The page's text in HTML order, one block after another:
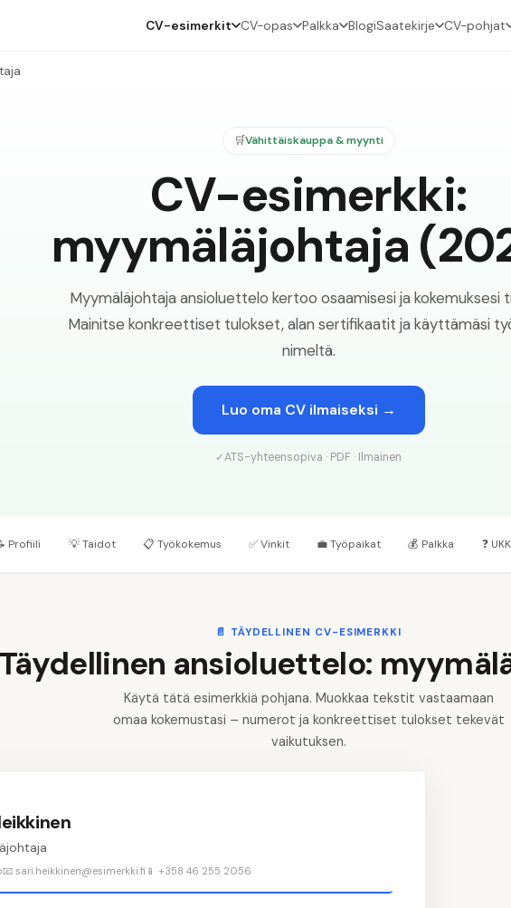
CV-esimerkit CV-opas Palkka BlogiSaatekirje CV-pohjat
🛒Vähittäiskauppa & myynti
CV-esimerkki:
myymäläjohtaja
Myymäläjohtaja ansioluettelo kertoo osaamisesi ja kokemuksesi
Mainitse konkreettiset tulokset, alan sertifikaatit ja käyttämäsi
nimeltä.
Luo oma CV ilmaiseksi →
✓ATS-yhteensopiva · PDF · Ilmainen
Profiili 💡 Taidot 📋 Työkokemus ✅Vinkit 💼 Työpaikat 💰 Palkka ❓ UKK
📄 TÄYDELLINEN CV-ESIMERKKI
Täydellinen ansioluettelo:
Käytä tätä esimerkkiä pohjana. Muokkaa tekstit vastaamaan
omaa kokemustasi – numerot ja konkreettiset tulokset tekevät
vaikutuksen.
📧 sari.heikkinen@esimerkki.fi 📱 +358 46 255 2056